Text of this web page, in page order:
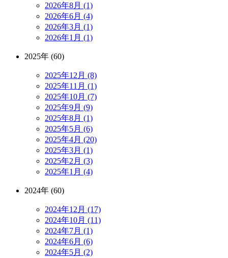
2026年8月 (1)
2026年6月 (4)
2026年3月 (1)
2026年1月 (1)
2025年 (60)
2025年12月 (8)
2025年11月 (1)
2025年10月 (7)
2025年9月 (9)
2025年8月 (1)
2025年5月 (6)
2025年4月 (20)
2025年3月 (1)
2025年2月 (3)
2025年1月 (4)
2024年 (60)
2024年12月 (17)
2024年10月 (11)
2024年7月 (1)
2024年6月 (6)
2024年5月 (2)